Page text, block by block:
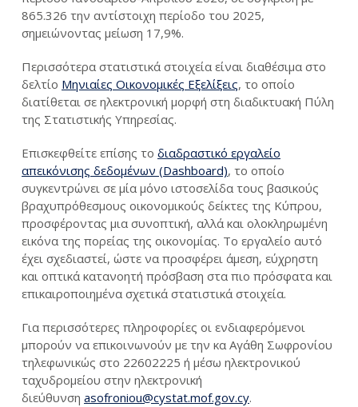
865.326 την αντίστοιχη περίοδο του 2025,
σημειώνοντας μείωση 17,9%.
Περισσότερα στατιστικά στοιχεία είναι διαθέσιμα στο
δελτίο Μηνιαίες Οικονομικές Εξελίξεις, το οποίο
διατίθεται σε ηλεκτρονική μορφή στη διαδικτυακή Πύλη
της Στατιστικής Υπηρεσίας.
Επισκεφθείτε επίσης το διαδραστικό εργαλείο
απεικόνισης δεδομένων (Dashboard), το οποίο
συγκεντρώνει σε μία μόνο ιστοσελίδα τους βασικούς
βραχυπρόθεσμους οικονομικούς δείκτες της Κύπρου,
προσφέροντας μια συνοπτική, αλλά και ολοκληρωμένη
εικόνα της πορείας της οικονομίας. Το εργαλείο αυτό
έχει σχεδιαστεί, ώστε να προσφέρει άμεση, εύχρηστη
και οπτικά κατανοητή πρόσβαση στα πιο πρόσφατα και
επικαιροποιημένα σχετικά στατιστικά στοιχεία.
Για περισσότερες πληροφορίες οι ενδιαφερόμενοι
μπορούν να επικοινωνούν με την κα Αγάθη Σωφρονίου
τηλεφωνικώς στο 22602225 ή μέσω ηλεκτρονικού
ταχυδρομείου στην ηλεκτρονική
διεύθυνση asofroniou@cystat.mof.gov.cy.